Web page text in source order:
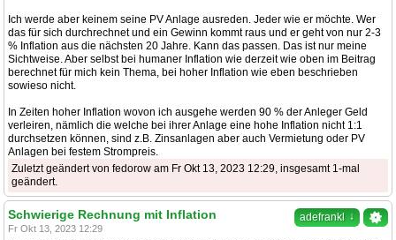
Ich werde aber keinem seine PV Anlage ausreden. Jeder wie er möchte. Wer
das für sich durchrechnet und ein Gewinn kommt raus und er geht von nur 2-3
% Inflation aus die nächsten 20 Jahre. Kann das passen. Das ist nur meine
Sichtweise. Aber selbst bei humaner Inflation wie derzeit wie oben im Beitrag
berechnet für mich kein Thema, bei hoher Inflation wie eben beschrieben
sowieso nicht.
In Zeiten hoher Inflation wovon ich ausgehe werden 90 % der Anleger Geld
verleiren, nämlich die welche bei ihrer Anlage eine hohe Inflation nicht 1:1
durchsetzen können, sind z.B. Zinsanlagen aber auch Vermietung oder PV
Anlagen bei festem Strompreis.
Zuletzt geändert von fedorow am Fr Okt 13, 2023 12:29, insgesamt 1-mal
geändert.
adefrankl ↓
Schwierige Rechnung mit Inflation
Fr Okt 13, 2023 12:29